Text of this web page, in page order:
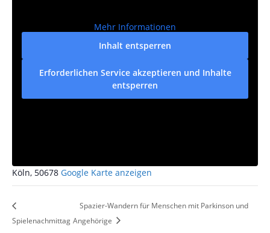
Köln, 50678 Google Karte anzeigen
Mehr Informationen
Inhalt entsperren
Erforderlichen Service akzeptieren und Inhalte
entsperren
Spielenachmittag
Spazier-Wandern für Menschen mit Parkinson und
Angehörige